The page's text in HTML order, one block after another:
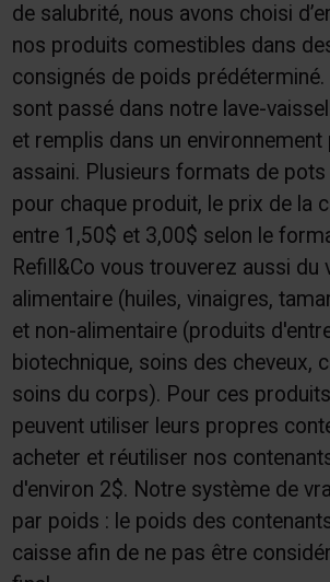
de salubrité, nous avons choisi
nos produits comestibles dans
consignés de poids
sont passé dans notre lave-
et remplis dans un
assaini. Plusieurs formats de
pour chaque produit, le prix de la
entre 1,50$ et 3,00$ selon le
Refill&Co vous trouverez aussi du
alimentaire (huiles, vinaigres,
et non-alimentaire (produits
biotechnique, soins des cheveux,
soins du corps). Pour ces
peuvent utiliser leurs propres
acheter et réutiliser nos
d'environ 2$. Notre système de
par poids : le poids des
caisse afin de ne pas être